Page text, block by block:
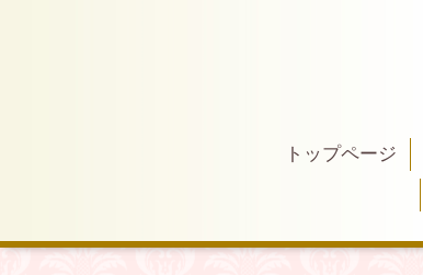
トップページ